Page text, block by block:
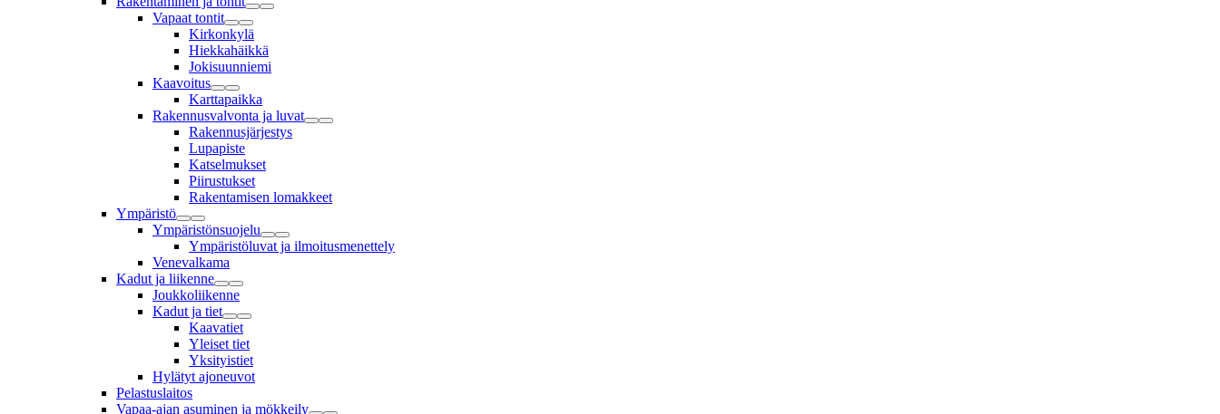
Vapaat tontit
Kirkonkylä
Hiekkahäikkä
Jokisuunniemi
Kaavoitus
Karttapaikka
Rakennusvalvonta ja luvat
Rakennusjärjestys
Lupapiste
Katselmukset
Piirustukset
Rakentamisen lomakkeet
Ympäristö
Ympäristönsuojelu
Ympäristöluvat ja ilmoitusmenettely
Venevalkama
Kadut ja liikenne
Joukkoliikenne
Kadut ja tiet
Kaavatiet
Yleiset tiet
Yksityistiet
Hylätyt ajoneuvot
Pelastuslaitos
Vapaa-ajan asuminen ja mökkeily